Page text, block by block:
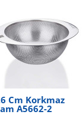
Cm Korkmaz
A5662-2